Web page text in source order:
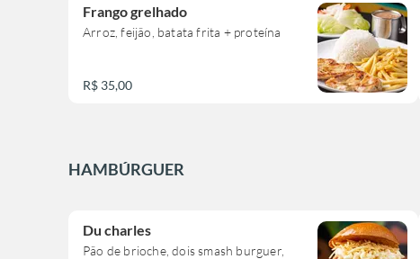
Frango grelhado
Arroz, feijão, batata frita + proteína
R$ 35,00
HAMBÚRGUER
Du charles
Pão de brioche, dois smash burguer,